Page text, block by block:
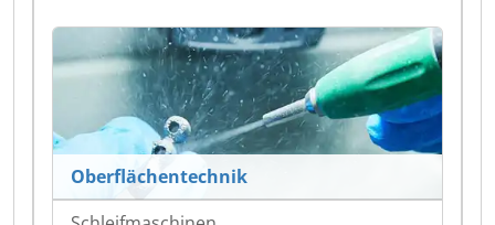
Oberflächentechnik